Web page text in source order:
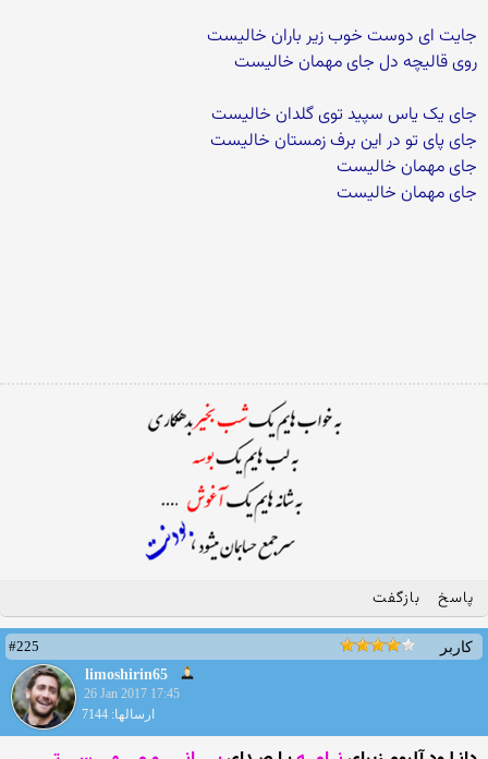
جایت ای دوست خوب زیر باران خالیست
روی قالیچه دل جای مهمان خالیست
جای یک یاس سپید توی گلدان خالیست
جای پای تو در این برف زمستان خالیست
جای مهمان خالیست
جای مهمان خالیست
پاسخ بازگفت
کاربر
#225
limoshirin65
26 Jan 2017 17:45
ارسالها: 7144